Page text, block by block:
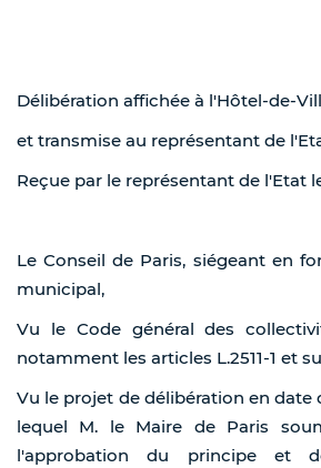
Délibération affichée à l'Hôtel-de-
et transmise au représentant de
Reçue par le représentant de l'Etat
Le Conseil de Paris, siégeant en
municipal,
Vu le Code général des
notamment les articles L.2511-1 et
Vu le projet de délibération en date
lequel M. le Maire de Paris
l'approbation du principe et